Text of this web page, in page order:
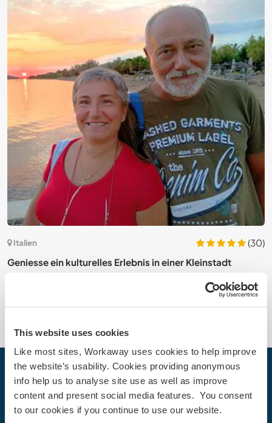
This website uses cookies
Like most sites, Workaway uses cookies to help improve
the website’s usability. Cookies providing anonymous
info help us to analyse site use as well as improve
content and present social media features. You consent
to our cookies if you continue to use our website.
Italien
(30)
Geniesse ein kulturelles Erlebnis in einer Kleinstadt
Dein nächstes Abenteuer beginnt
heute
Werde heute Mitglied der Workaway-Community und